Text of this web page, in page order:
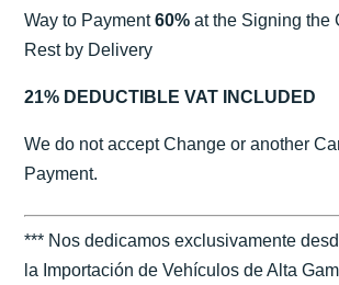
Way to Payment60% at the Signing the
Rest by Delivery
21% DEDUCTIBLE VAT INCLUDED
We do not accept Change or another
Payment.
*** Nos dedicamos exclusivamente
la Importación de Vehículos de Alta